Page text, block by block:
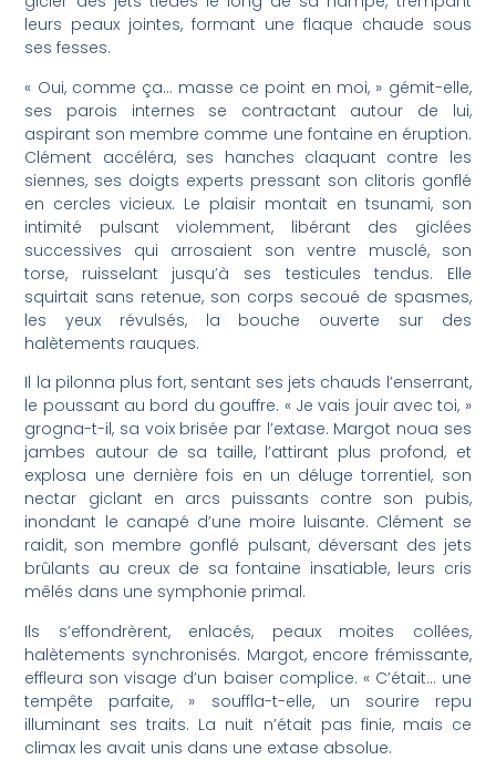
leurs peaux jointes, formant une flaque chaude sous
ses fesses.
« Oui, comme ça… masse ce point en moi, » gémit-elle,
ses parois internes se contractant autour de lui,
aspirant son membre comme une fontaine en éruption.
Clément accéléra, ses hanches claquant contre les
siennes, ses doigts experts pressant son clitoris gonflé
en cercles vicieux. Le plaisir montait en tsunami, son
intimité pulsant violemment, libérant des giclées
successives qui arrosaient son ventre musclé, son
torse, ruisselant jusqu’à ses testicules tendus. Elle
squirtait sans retenue, son corps secoué de spasmes,
les yeux révulsés, la bouche ouverte sur des
halètements rauques.
Il la pilonna plus fort, sentant ses jets chauds l’enserrant,
le poussant au bord du gouffre. « Je vais jouir avec toi, »
grogna-t-il, sa voix brisée par l’extase. Margot noua ses
jambes autour de sa taille, l’attirant plus profond, et
explosa une dernière fois en un déluge torrentiel, son
nectar giclant en arcs puissants contre son pubis,
inondant le canapé d’une moire luisante. Clément se
raidit, son membre gonflé pulsant, déversant des jets
brûlants au creux de sa fontaine insatiable, leurs cris
mêlés dans une symphonie primal.
Ils s’effondrèrent, enlacés, peaux moites collées,
halètements synchronisés. Margot, encore frémissante,
effleura son visage d’un baiser complice. « C’était… une
tempête parfaite, » souffla-t-elle, un sourire repu
illuminant ses traits. La nuit n’était pas finie, mais ce
climax les avait unis dans une extase absolue.